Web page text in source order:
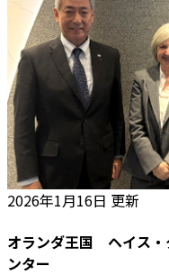
2026年1月16日 更新
オランダ王国 ヘイス・
ンター